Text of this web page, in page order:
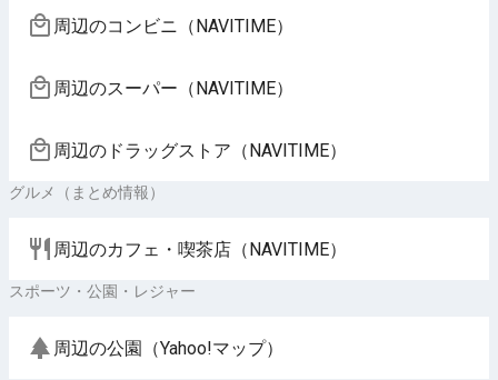
周辺のコンビニ（NAVITIME）
周辺のスーパー（NAVITIME）
周辺のドラッグストア（NAVITIME）
グルメ（まとめ情報）
周辺のカフェ・喫茶店（NAVITIME）
スポーツ・公園・レジャー
周辺の公園（Yahoo!マップ）